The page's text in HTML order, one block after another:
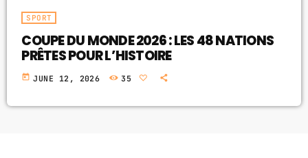
SPORT
COUPE DU MONDE 2026 : LES 48 NATIONS
PRÊTES POUR L’HISTOIRE
today JUNE 12, 2026 35